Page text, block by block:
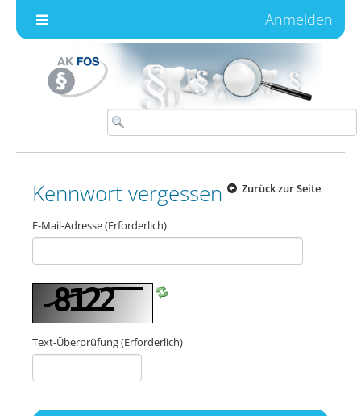
Anmelden
Kennwort vergessen Zurück zur Seite
E-Mail-Adresse(Erforderlich)
Text-Überprüfung(Erforderlich)